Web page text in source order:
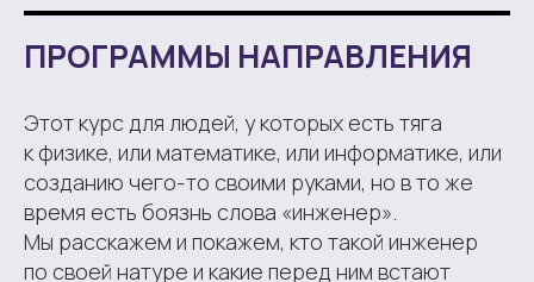
ПРОГРАММЫ НАПРАВЛЕНИЯ
Этот курс для людей, у которых есть тяга
к физике, или математике, или информатике, или
созданию чего-то своими руками, но в то же
время есть боязнь слова «инженер».
Мы расскажем и покажем, кто такой инженер
по своей натуре и какие перед ним встают